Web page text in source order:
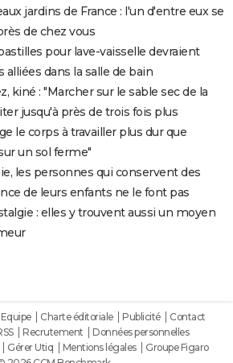
jardins de France : l'un d'entre eux se
de chez vous
pour lave-vaisselle devraient
dans la salle de bain
kiné : "Marcher sur le sable sec de la
jusqu'à près de trois fois plus
le corps à travailler plus dur que
un sol ferme"
les personnes qui conservent des
de leurs enfants ne le font pas
: elles y trouvent aussi un moyen
Equipe Charte éditoriale Publicité
Contact
Recrutement
Données personnelles
Gérer Utiq Mentions légales
Groupe Figaro